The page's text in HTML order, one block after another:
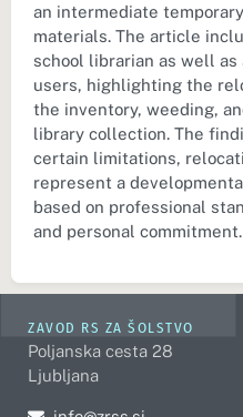
an intermediate
materials. The article
school librarian as well
users, highlighting the
the inventory, weeding,
library collection. The
certain limitations,
represent a
based on professional
and personal commitment.
ZAVOD RS ZA ŠOLSTVO
Poljanska cesta 28
Ljubljana